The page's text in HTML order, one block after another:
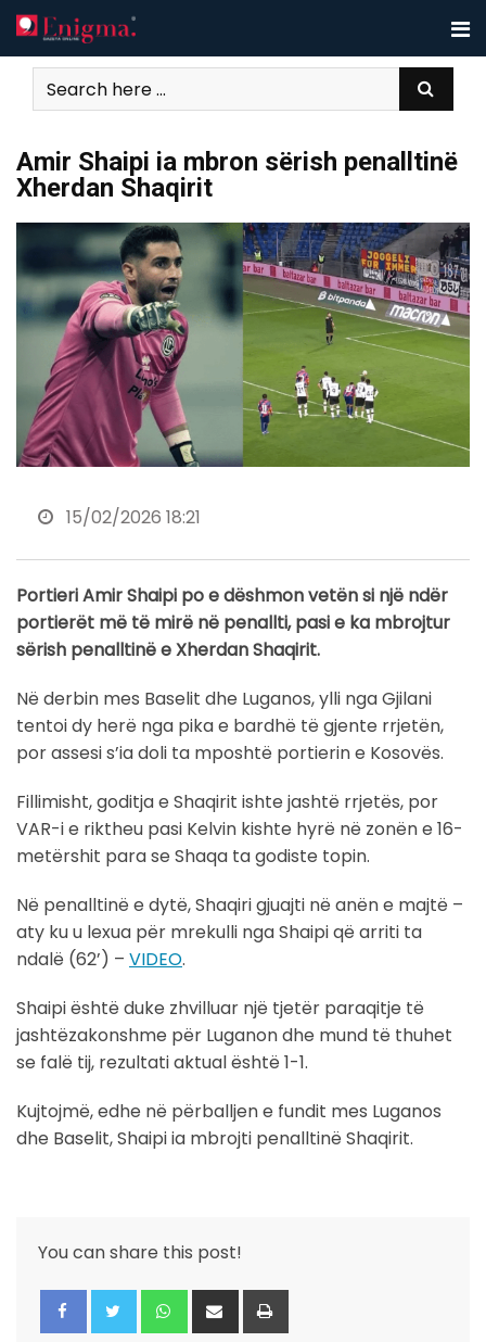
Skip
to
content
Amir Shaipi ia mbron sërish penalltinë
Xherdan Shaqirit
15/02/2026 18:21
Portieri Amir Shaipi po e dëshmon vetën si një ndër
portierët më të mirë në penallti, pasi e ka mbrojtur
sërish penalltinë e Xherdan Shaqirit.
Në derbin mes Baselit dhe Luganos, ylli nga Gjilani
tentoi dy herë nga pika e bardhë të gjente rrjetën,
por assesi s’ia doli ta mposhtë portierin e Kosovës.
Fillimisht, goditja e Shaqirit ishte jashtë rrjetës, por
VAR-i e riktheu pasi Kelvin kishte hyrë në zonën e 16-
metërshit para se Shaqa ta godiste topin.
Në penalltinë e dytë, Shaqiri gjuajti në anën e majtë –
aty ku u lexua për mrekulli nga Shaipi që arriti ta
ndalë (62’) – VIDEO.
Shaipi është duke zhvilluar një tjetër paraqitje të
jashtëzakonshme për Luganon dhe mund të thuhet
se falë tij, rezultati aktual është 1-1.
Kujtojmë, edhe në përballjen e fundit mes Luganos
dhe Baselit, Shaipi ia mbrojti penalltinë Shaqirit.
You can share this post!
Whatsapp
Share
via